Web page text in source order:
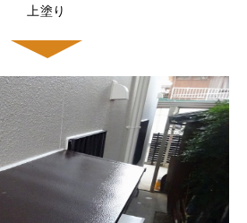
上塗り